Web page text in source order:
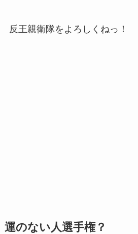
反王親衛隊をよろしくねっ！
運のない人選手権？